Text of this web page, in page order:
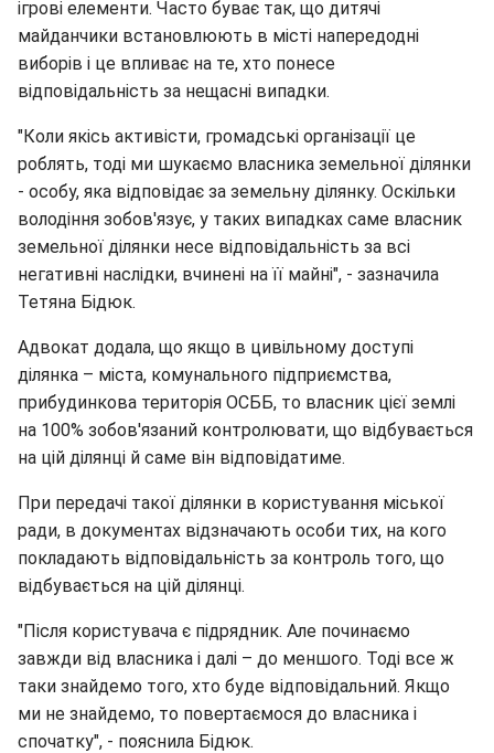
ігрові елементи. Часто буває так, що дитячі
майданчики встановлюють в місті напередодні
виборів і це впливає на те, хто понесе
відповідальність за нещасні випадки.
"Коли якісь активісти, громадські організації це
роблять, тоді ми шукаємо власника земельної ділянки
- особу, яка відповідає за земельну ділянку. Оскільки
володіння зобов'язує, у таких випадках саме власник
земельної ділянки несе відповідальність за всі
негативні наслідки, вчинені на її майні", - зазначила
Тетяна Бідюк.
Адвокат додала, що якщо в цивільному доступі
ділянка – міста, комунального підприємства,
прибудинкова територія ОСББ, то власник цієї землі
на 100% зобов'язаний контролювати, що відбувається
на цій ділянці й саме він відповідатиме.
При передачі такої ділянки в користування міської
ради, в документах відзначають особи тих, на кого
покладають відповідальність за контроль того, що
відбувається на цій ділянці.
"Після користувача є підрядник. Але починаємо
завжди від власника і далі – до меншого. Тоді все ж
таки знайдемо того, хто буде відповідальний. Якщо
ми не знайдемо, то повертаємося до власника і
спочатку", - пояснила Бідюк.